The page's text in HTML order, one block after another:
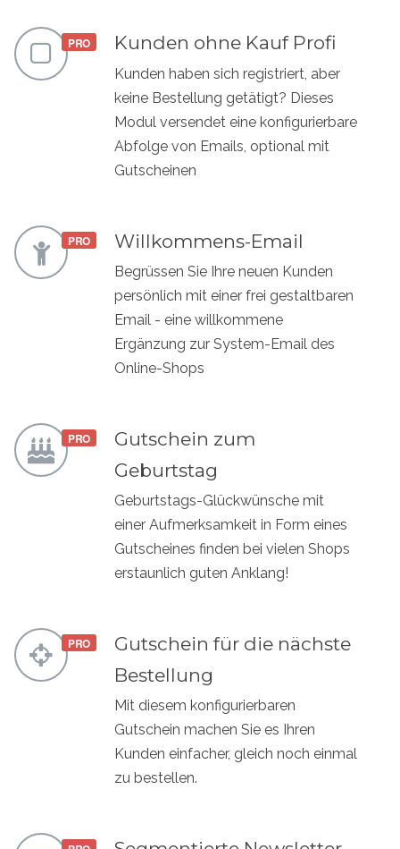
Kunden ohne Kauf Profi
Kunden haben sich registriert, aber
keine Bestellung getätigt? Dieses
Modul versendet eine konfigurierbare
Abfolge von Emails, optional mit
Gutscheinen
Willkommens-Email
Begrüssen Sie Ihre neuen Kunden
persönlich mit einer frei gestaltbaren
Email - eine willkommene
Ergänzung zur System-Email des
Online-Shops
Gutschein zum
Geburtstag
Geburtstags-Glückwünsche mit
einer Aufmerksamkeit in Form eines
Gutscheines finden bei vielen Shops
erstaunlich guten Anklang!
Gutschein für die nächste
Bestellung
Mit diesem konfigurierbaren
Gutschein machen Sie es Ihren
Kunden einfacher, gleich noch einmal
zu bestellen.